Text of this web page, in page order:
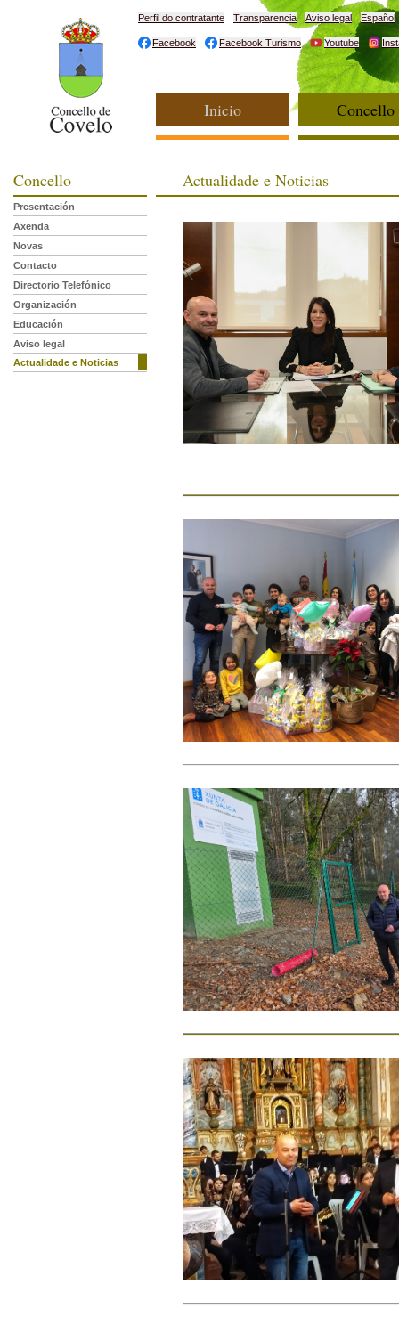
Perfil do contratante Transparencia Aviso legal Español
Facebook Facebook Turismo Youtube
Inicio Concello
Concello
Presentación
Axenda
Novas
Contacto
Directorio Telefónico
Organización
Educación
Aviso legal
Actualidade e Noticias
Actualidade e Noticias